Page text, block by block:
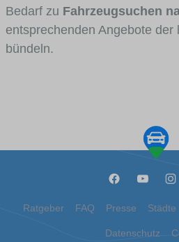
Bedarf zu Fahrzeugsuchen
entsprechenden Angebote der
bündeln.
Ratgeber FAQ Presse Städte
Datenschutz